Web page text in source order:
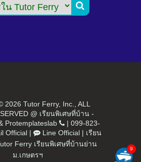

2026 Tutor Ferry, Inc., ALL
@ เรียนพิเศษที่บ้าน -
Protemplateslab | 099-823-
Official| Line Official| เรียน
Ferry เรียนพิเศษที่บ้านย่าน
ม.เกษตรฯ